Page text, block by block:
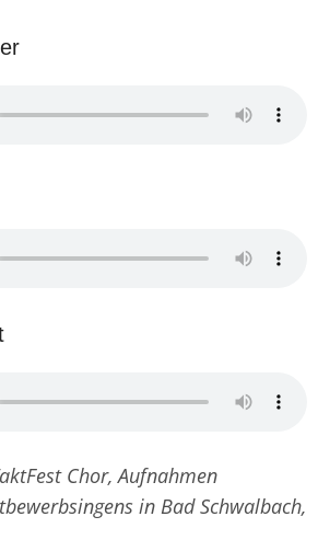
Chor, Aufnahmen
in Bad Schwalbach,